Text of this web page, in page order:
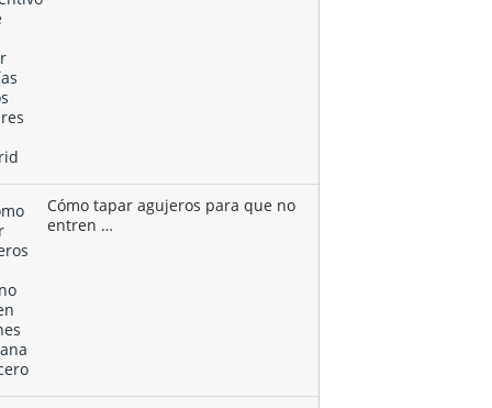
Cómo tapar agujeros para que no
entren …